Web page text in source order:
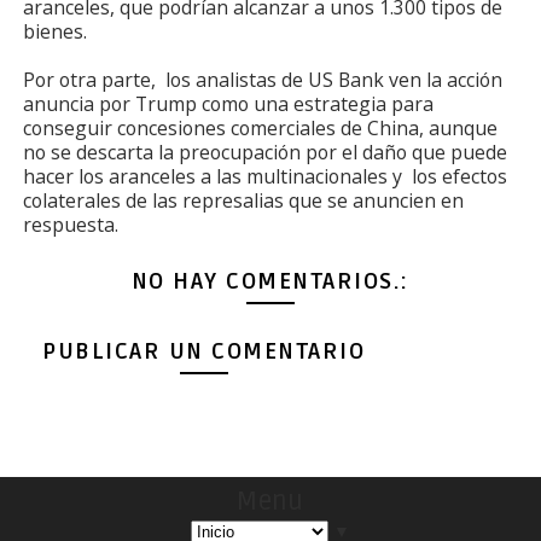
aranceles, que podrían alcanzar a unos 1.300 tipos de
bienes.
Por otra parte, los analistas de US Bank ven la acción
anuncia por Trump como una estrategia para
conseguir concesiones comerciales de China, aunque
no se descarta la preocupación por el daño que puede
hacer los aranceles a las multinacionales y los efectos
colaterales de las represalias que se anuncien en
respuesta.
NO HAY COMENTARIOS.:
PUBLICAR UN COMENTARIO